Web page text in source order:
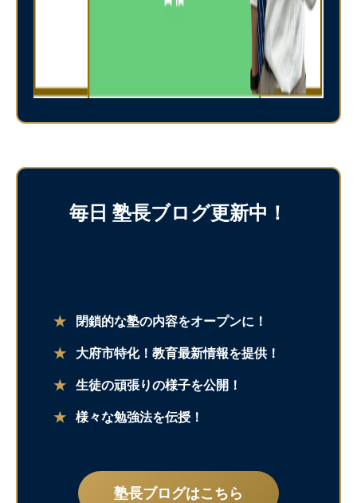
毎日 塾長ブログ更新中！
★ 閉鎖的な塾の内容をオープンに！
★ 大府市特化！教育最新情報を提供！
★ 生徒の頑張りの様子を公開！
★ 様々な勉強法を伝授！
塾長ブログはこちら